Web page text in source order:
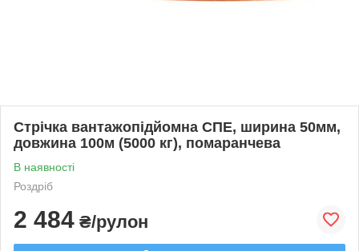
Стрічка вантажопідйомна СПЕ, ширина 50мм,
довжина 100м (5000 кг), помаранчева
В наявності
Роздріб
2 484 ₴/рулон